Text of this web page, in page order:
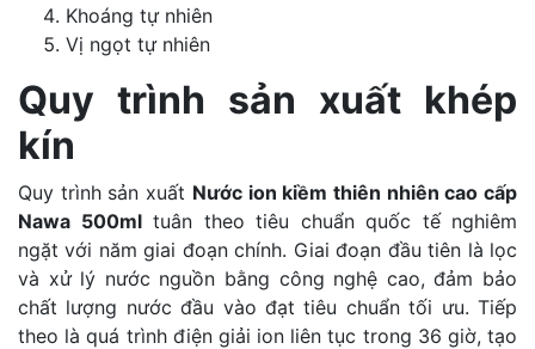
Khoáng tự nhiên
Vị ngọt tự nhiên
Quy trình sản xuất khép
kín
Quy trình sản xuất Nước ion kiềm thiên nhiên cao cấp
Nawa 500mltuân theo tiêu chuẩn quốc tế nghiêm
ngặt với năm giai đoạn chính. Giai đoạn đầu tiên là lọc
và xử lý nước nguồn bằng công nghệ cao, đảm bảo
chất lượng nước đầu vào đạt tiêu chuẩn tối ưu. Tiếp
theo là quá trình điện giải ion liên tục trong 36 giờ, tạo